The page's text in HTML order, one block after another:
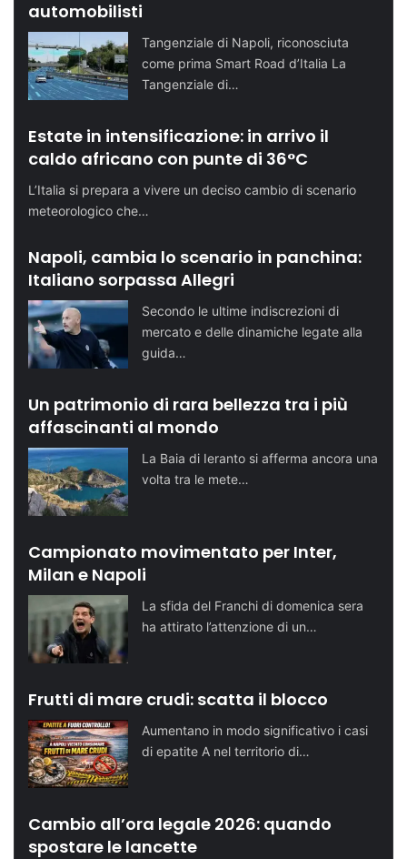
automobilisti
Tangenziale di Napoli, riconosciuta
come prima Smart Road d’Italia La
Tangenziale di…
Estate in intensificazione: in arrivo il
caldo africano con punte di 36°C
L’Italia si prepara a vivere un deciso cambio di scenario
meteorologico che…
Napoli, cambia lo scenario in panchina:
Italiano sorpassa Allegri
Secondo le ultime indiscrezioni di
mercato e delle dinamiche legate alla
guida…
Un patrimonio di rara bellezza tra i più
affascinanti al mondo
La Baia di Ieranto si afferma ancora una
volta tra le mete…
Campionato movimentato per Inter,
Milan e Napoli
La sfida del Franchi di domenica sera
ha attirato l’attenzione di un…
Frutti di mare crudi: scatta il blocco
Aumentano in modo significativo i casi
di epatite A nel territorio di…
Cambio all’ora legale 2026: quando
spostare le lancette